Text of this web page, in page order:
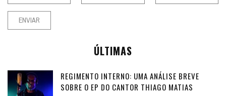
ÚLTIMAS
REGIMENTO INTERNO: UMA ANÁLISE BREVE
SOBRE O EP DO CANTOR THIAGO MATIAS